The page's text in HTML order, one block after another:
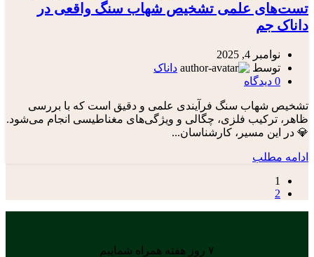
تست‌های علمی تشخیص شهاب سنگ واقعی در
داناک جم
نوامبر 4, 2025
توسط
داناک
0 دیدگاه
تشخیص شهاب‌ سنگ فرآیندی علمی و دقیق است که با بررسی
ظاهر، ترکیب فلزی، چگالی و ویژگی‌های مغناطیسی انجام می‌شود.
💎 در این مسیر، کارشناسان...
ادامه مطلب
1
2
۷ روز هفته همراه شماییم